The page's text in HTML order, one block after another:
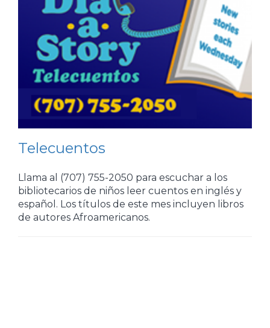
Telecuentos
Llama al (707) 755-2050 para escuchar a los
bibliotecarios de niños leer cuentos en inglés y
español. Los títulos de este mes incluyen libros
de autores Afroamericanos.